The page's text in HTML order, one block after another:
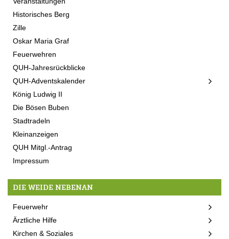
Historisches Berg
Zille
Oskar Maria Graf
Feuerwehren
QUH-Jahresrückblicke
QUH-Adventskalender
König Ludwig II
Die Bösen Buben
Stadtradeln
Kleinanzeigen
QUH Mitgl.-Antrag
Impressum
DIE WEIDE NEBENAN
Feuerwehr
Ärztliche Hilfe
Kirchen & Soziales